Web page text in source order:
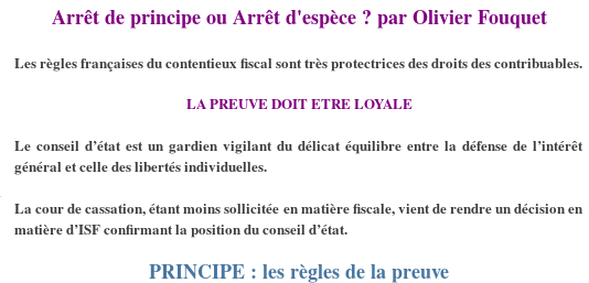
Arrêt de principe ou Arrêt d'espèce ? par Olivier Fouquet
Les règles françaises du contentieux fiscal sont très protectrices des droits des contribuables.
LA PREUVE DOIT ETRE LOYALE
Le conseil d’état est un gardien vigilant du délicat équilibre entre la défense de l’intérêt
général et celle des libertés individuelles.
La cour de cassation, étant moins sollicitée en matière fiscale, vient de rendre un décision en
matière d’ISF confirmant la position du conseil d’état.
PRINCIPE : les règles de la preuve